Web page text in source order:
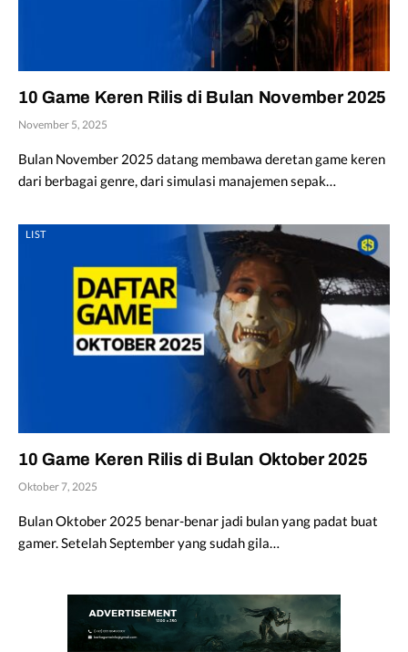
10 Game Keren Rilis di Bulan November 2025
November 5, 2025
Bulan November 2025 datang membawa deretan game keren
dari berbagai genre, dari simulasi manajemen sepak…
LIST
10 Game Keren Rilis di Bulan Oktober 2025
Oktober 7, 2025
Bulan Oktober 2025 benar-benar jadi bulan yang padat buat
gamer. Setelah September yang sudah gila…